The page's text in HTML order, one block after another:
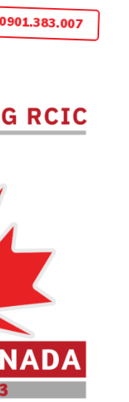
0901.383.007